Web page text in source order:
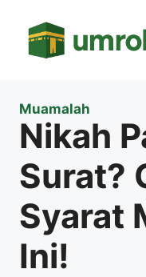
Muamalah
Nikah
Surat?
Syarat
Ini!